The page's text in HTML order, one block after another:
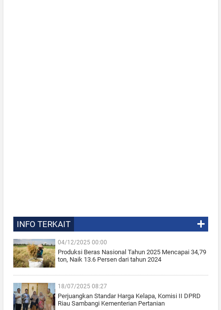
INFO TERKAIT
04/12/2025 00:00
Produksi Beras Nasional Tahun 2025 Mencapai 34,79
ton, Naik 13.6 Persen dari tahun 2024
18/07/2025 08:27
Perjuangkan Standar Harga Kelapa, Komisi II DPRD
Riau Sambangi Kementerian Pertanian